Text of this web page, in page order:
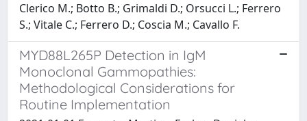
Clerico M.; Botto B.; Grimaldi D.; Orsucci L.; Ferrero
S.; Vitale C.; Ferrero D.; Coscia M.; Cavallo F.
MYD88L265P Detection in IgM
Monoclonal Gammopathies:
Methodological Considerations for
Routine Implementation